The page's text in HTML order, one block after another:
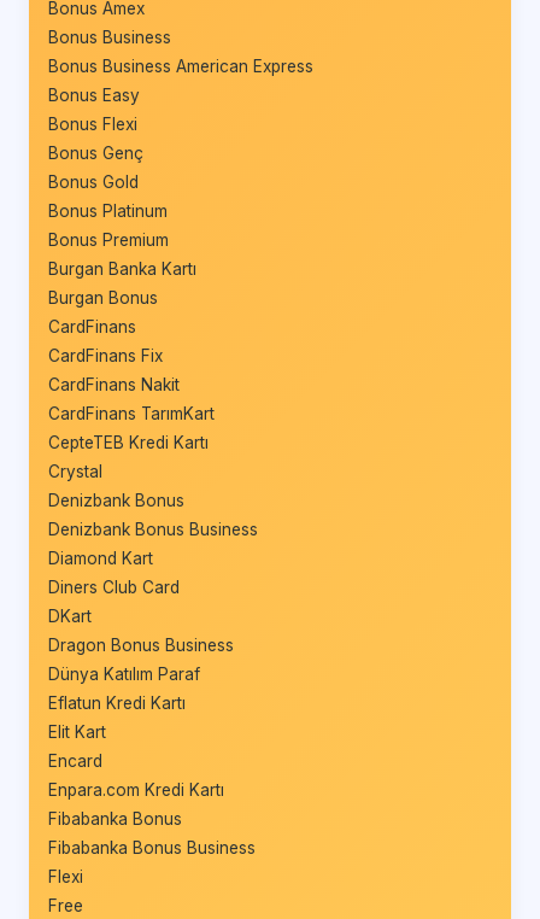
Bonus Amex
Bonus Business
Bonus Business American Express
Bonus Easy
Bonus Flexi
Bonus Genç
Bonus Gold
Bonus Platinum
Bonus Premium
Burgan Banka Kartı
Burgan Bonus
CardFinans
CardFinans Fix
CardFinans Nakit
CardFinans TarımKart
CepteTEB Kredi Kartı
Crystal
Denizbank Bonus
Denizbank Bonus Business
Diamond Kart
Diners Club Card
DKart
Dragon Bonus Business
Dünya Katılım Paraf
Eflatun Kredi Kartı
Elit Kart
Encard
Enpara.com Kredi Kartı
Fibabanka Bonus
Fibabanka Bonus Business
Flexi
Free